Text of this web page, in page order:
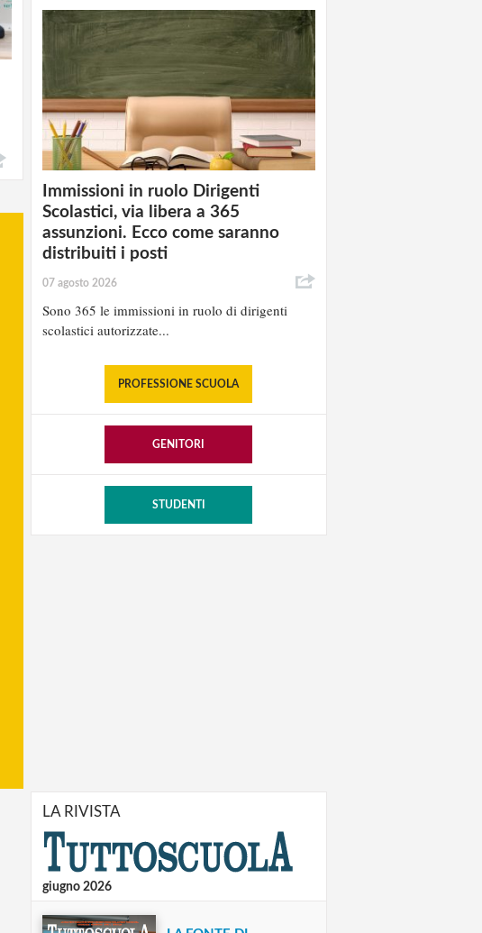
Immissioni in ruolo Dirigenti
Scolastici, via libera a 365
assunzioni. Ecco come saranno
distribuiti i posti
07 agosto 2026
Sono 365 le immissioni in ruolo di dirigenti
scolastici autorizzate...
PROFESSIONE SCUOLA
GENITORI
STUDENTI
LA RIVISTA
giugno 2026